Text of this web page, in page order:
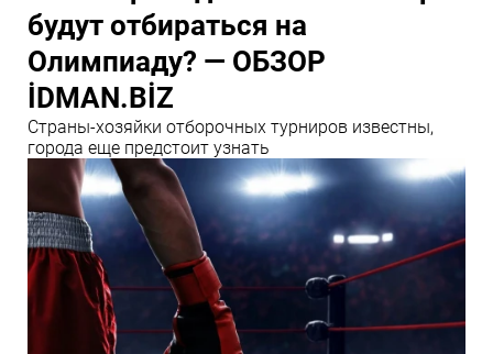
будут отбираться на
Олимпиаду? — ОБЗОР
İDMAN.BİZ
Страны-хозяйки отборочных турниров известны,
города еще предстоит узнать